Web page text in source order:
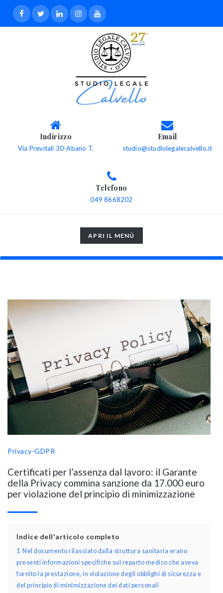
Indirizzo
Via Previtali 30-Abano T.
Email
studio@studiolegalecalvello.it
Telefono
049 8668202
TOGGLE
NAVIGATION
APRI IL MENÚ
Privacy-GDPR
Certificati per l’assenza dal lavoro: il Garante
della Privacy commina sanzione da 17.000 euro
per violazione del principio di minimizzazione
Indice dell'articolo completo
1
Nel documento rilasciato dalla struttura sanitaria erano
presenti informazioni specifiche sul reparto medico che aveva
fornito la prestazione, in violazione degli obblighi di sicurezza e
del principio di minimizzazione dei dati personali